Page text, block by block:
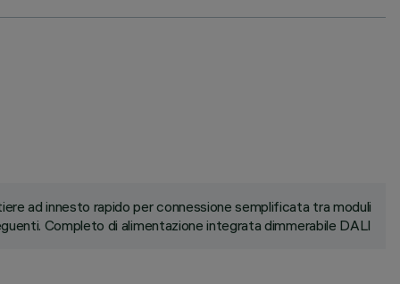
ad innesto rapido per connessione semplificata tra moduli
Completo di alimentazione integrata dimmerabile DALI